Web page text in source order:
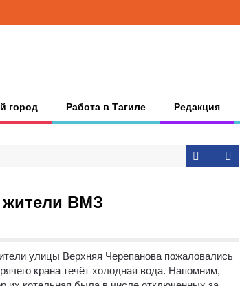
город Работа в Тагиле Редакция
жители ВМЗ
улицы Верхняя Черепанова пожаловались
крана течёт холодная вода. Напомним,